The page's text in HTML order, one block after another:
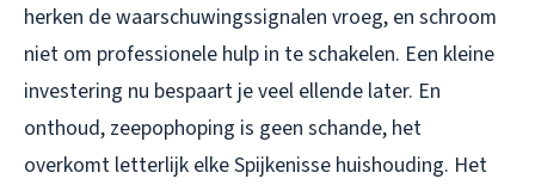
herken de waarschuwingssignalen vroeg, en schroom
niet om professionele hulp in te schakelen. Een kleine
investering nu bespaart je veel ellende later. En
onthoud, zeepophoping is geen schande, het
overkomt letterlijk elke Spijkenisse huishouding. Het